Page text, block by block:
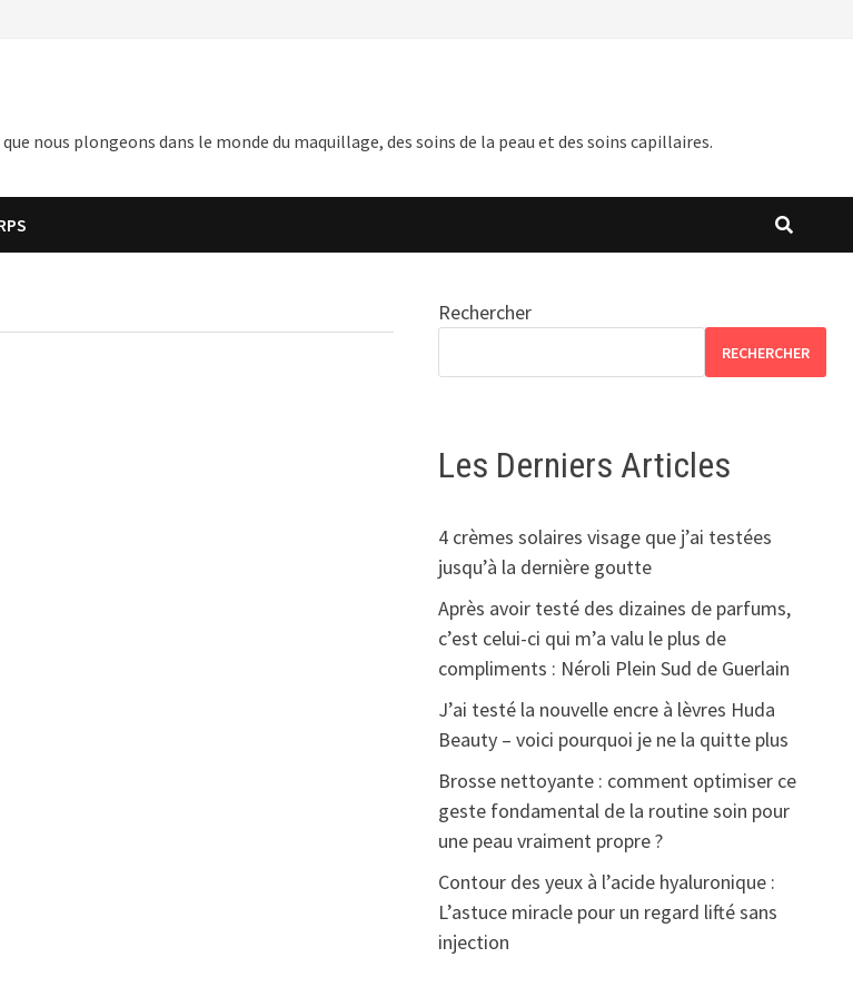
nous plongeons dans le monde du maquillage, des soins de la peau et des soins capillaires.
Rechercher
RECHERCHER
Les Derniers Articles
4 crèmes solaires visage que j’ai testées
jusqu’à la dernière goutte
Après avoir testé des dizaines de parfums,
c’est celui-ci qui m’a valu le plus de
compliments : Néroli Plein Sud de Guerlain
J’ai testé la nouvelle encre à lèvres Huda
Beauty – voici pourquoi je ne la quitte plus
Brosse nettoyante : comment optimiser ce
geste fondamental de la routine soin pour
une peau vraiment propre ?
Contour des yeux à l’acide hyaluronique :
L’astuce miracle pour un regard lifté sans
injection